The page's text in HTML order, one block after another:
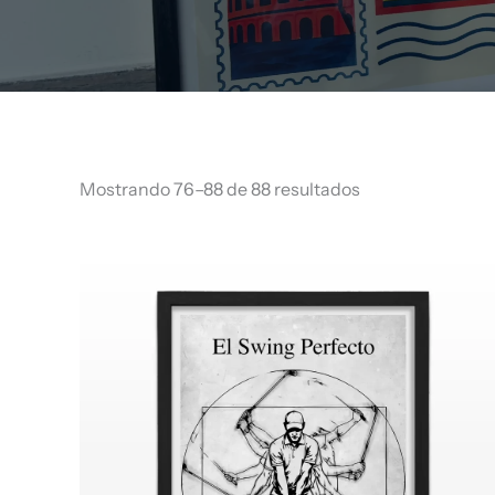
Mostrando 76–88 de 88 resultados
desde
$ 68.960
hasta